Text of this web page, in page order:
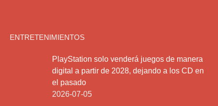
ENTRETENIMIENTOS
PlayStation solo venderá juegos de manera
digital a partir de 2028, dejando a los CD en
el pasado
2026-07-05